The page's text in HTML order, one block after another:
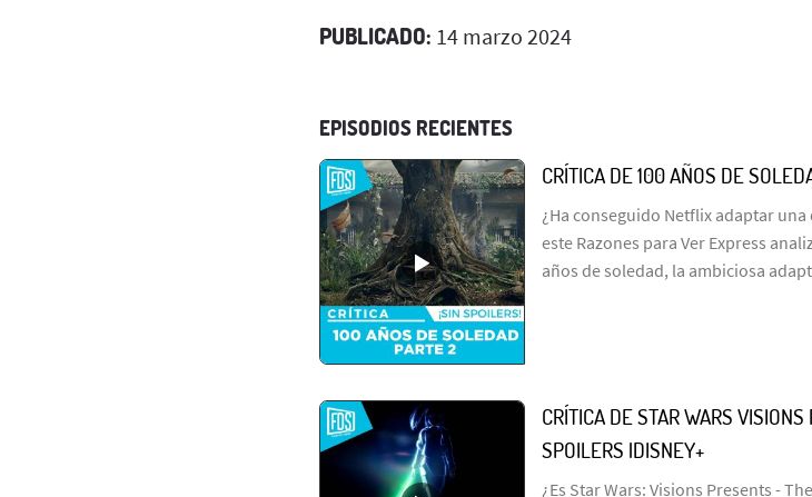
PUBLICADO: 14 marzo 2024
EPISODIOS RECIENTES
CRÍTICA DE 100 AÑOS DE
¿Ha conseguido Netflix adaptar
este Razones para Ver Express
años de soledad, la ambiciosa
CRÍTICA DE STAR WARS
SPOILERS |DISNEY+
¿Es Star Wars: Visions Presents -